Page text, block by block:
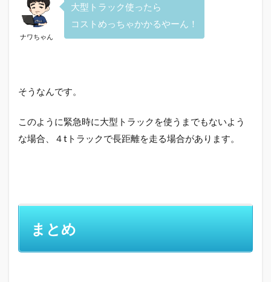
ナワちゃん
大型トラック使ったら
コストめっちゃかかるやーん！
そうなんです。
このように緊急時に大型トラックを使うまでもないよう
な場合、４tトラックで長距離を走る場合があります。
まとめ